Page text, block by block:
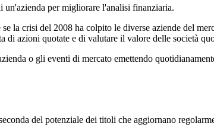
un'azienda per migliorare l'analisi finanziaria.
se la crisi del 2008 ha colpito le diverse aziende del
azioni quotate e di valutare il valore delle società
o gli eventi di mercato emettendo
del potenziale dei titoli che aggiornano